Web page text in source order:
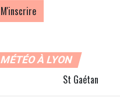
MÉTÉO À LYON
St Gaétan